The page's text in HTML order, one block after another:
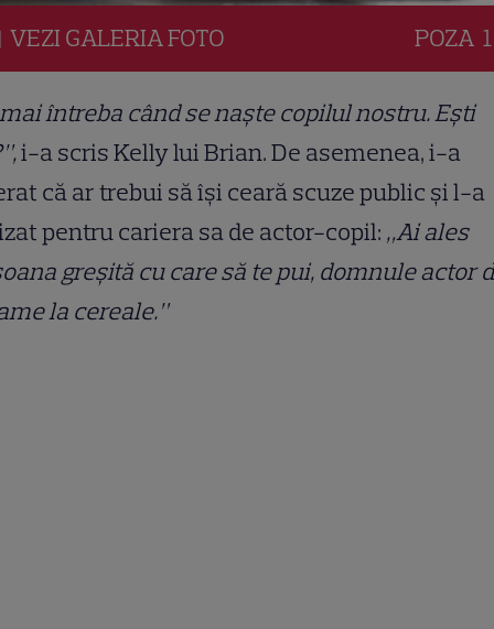
VEZI GALERIAFOTO POZA
întreba când se naște copilul nostru. Ești
i-a scris Kelly lui Brian. De asemenea, i-a
că ar trebui să își ceară scuze public și l-a
pentru cariera sa de actor-copil: „Ai ales
greșită cu care să te pui, domnule actor
la cereale.”